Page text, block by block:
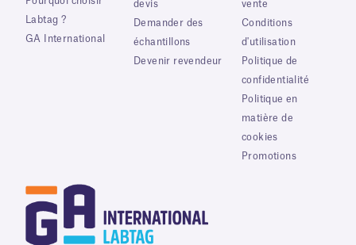
Labtag ?
GA International
devis
Demander des
échantillons
Devenir revendeur
vente
Conditions
d'utilisation
Politique de
confidentialité
Politique en
matière de
cookies
Promotions